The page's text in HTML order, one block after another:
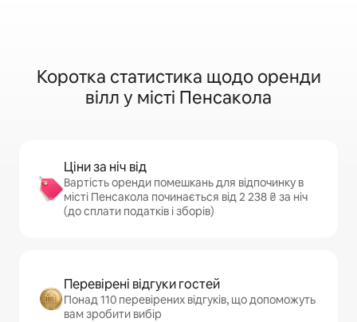
Коротка статистика щодо оренди
вілл у місті Пенсакола
Ціни за ніч від
Вартість оренди помешкань для відпочинку в
місті Пенсакола починається від 2 238 ₴ за ніч
(до сплати податків і зборів)
Перевірені відгуки гостей
Понад 110 перевірених відгуків, що допоможуть
вам зробити вибір